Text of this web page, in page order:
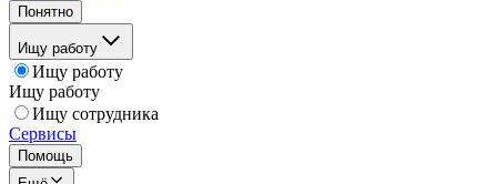
Понятно
Ищу работу
Ищу работу
Ищу работу
Ищу сотрудника
Сервисы
Помощь